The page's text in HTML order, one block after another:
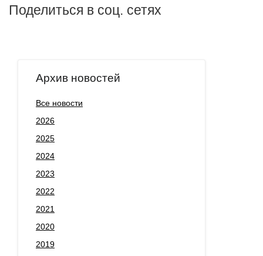
Поделиться в соц. сетях
Архив новостей
Все новости
2026
2025
2024
2023
2022
2021
2020
2019